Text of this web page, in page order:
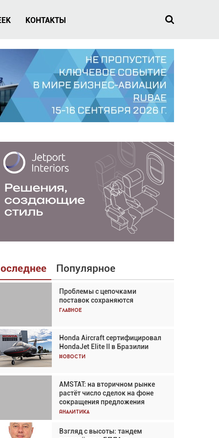
КОНТАКТЫ
Популярное
Проблемы с цепочками
поставок сохраняются
Главное
Honda Aircraft сертифицировал
HondaJet Elite II в Бразилии
Новости
AMSTAT: на вторичном рынке
растёт число сделок на фоне
сокращения предложения
Аналитика
Взгляд с высоты: тандем
Взгляд с высоты: тандем
вертолётов и БПЛА в
спасательных операциях
Авиационный фотограф Дэйв
Кох: «Фотография говорит сама
за себя... а ИИ всё портит»
Проблемы с цепочками
поставок сохраняются
Аналитика
Частный самолёт – это актив.